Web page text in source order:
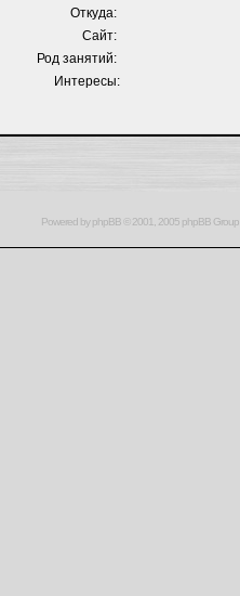
Откуда:
Сайт:
Род занятий:
Интересы:
Powered byphpBB© 2001, 2005 phpBB Group